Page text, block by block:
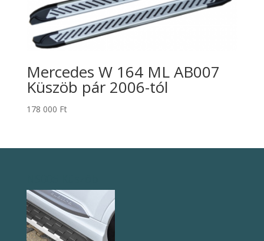
Mercedes W 164 ML AB007
Küszöb pár 2006-tól
178 000 Ft